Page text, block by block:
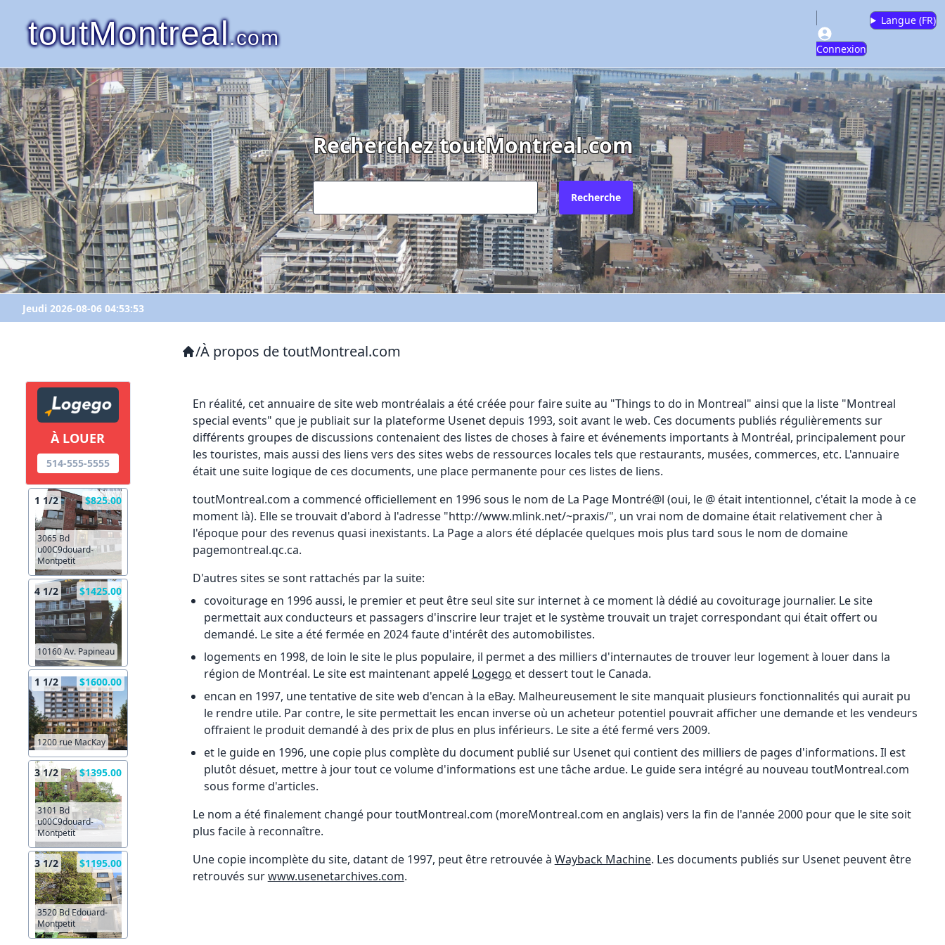
toutMontreal.com Connexion
Langue (FR)
Recherchez toutMontreal.com
Recherche
Jeudi 2026-08-06 04:53:53
À LOUER
514-555-5555
1 1/2 $825.00
3065 Bd
u00C9douard-
Montpetit
4 1/2 $1425.00
10160 Av. Papineau
1 1/2 $1600.00
1200 rue MacKay
3 1/2 $1395.00
3101 Bd
u00C9douard-
Montpetit
3 1/2 $1195.00
3520 Bd Edouard-
Montpetit
/À propos de toutMontreal.com
En réalité, cet annuaire de site web montréalais a été créée pour faire suite au "Things to do in Montreal" ainsi que la liste "Montreal
special events" que je publiait sur la plateforme Usenet depuis 1993, soit avant le web. Ces documents publiés régulièrements sur
différents groupes de discussions contenaient des listes de choses à faire et événements importants à Montréal, principalement pour
les touristes, mais aussi des liens vers des sites webs de ressources locales tels que restaurants, musées, commerces, etc. L'annuaire
était une suite logique de ces documents, une place permanente pour ces listes de liens.
toutMontreal.com a commencé officiellement en 1996 sous le nom de La Page Montré@l (oui, le @ était intentionnel, c'était la mode à ce
moment là). Elle se trouvait d'abord à l'adresse "http://www.mlink.net/~praxis/", un vrai nom de domaine était relativement cher à
l'époque pour des revenus quasi inexistants. La Page a alors été déplacée quelques mois plus tard sous le nom de domaine
pagemontreal.qc.ca.
D'autres sites se sont rattachés par la suite:
covoiturage en 1996 aussi, le premier et peut être seul site sur internet à ce moment là dédié au covoiturage journalier. Le site
permettait aux conducteurs et passagers d'inscrire leur trajet et le système trouvait un trajet correspondant qui était offert ou
demandé. Le site a été fermée en 2024 faute d'intérêt des automobilistes.
logements en 1998, de loin le site le plus populaire, il permet a des milliers d'internautes de trouver leur logement à louer dans la
région de Montréal. Le site est maintenant appelé Logego et dessert tout le Canada.
encan en 1997, une tentative de site web d'encan à la eBay. Malheureusement le site manquait plusieurs fonctionnalités qui aurait pu
le rendre utile. Par contre, le site permettait les encan inverse où un acheteur potentiel pouvrait afficher une demande et les vendeurs
offraient le produit demandé à des prix de plus en plus inférieurs. Le site a été fermé vers 2009.
et le guide en 1996, une copie plus complète du document publié sur Usenet qui contient des milliers de pages d'informations. Il est
plutôt désuet, mettre à jour tout ce volume d'informations est une tâche ardue. Le guide sera intégré au nouveau toutMontreal.com
sous forme d'articles.
Le nom a été finalement changé pour toutMontreal.com (moreMontreal.com en anglais) vers la fin de l'année 2000 pour que le site soit
plus facile à reconnaître.
Une copie incomplète du site, datant de 1997, peut être retrouvée à Wayback Machine. Les documents publiés sur Usenet peuvent être
retrouvés surwww.usenetarchives.com.